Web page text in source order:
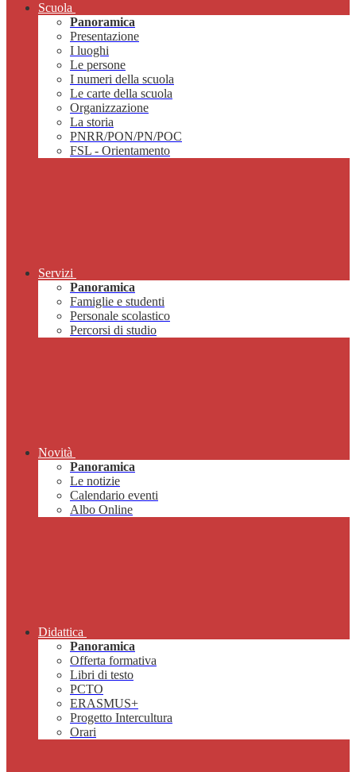
Scuola
Panoramica
Presentazione
I luoghi
Le persone
I numeri della scuola
Le carte della scuola
Organizzazione
La storia
PNRR/PON/PN/POC
FSL - Orientamento
Servizi
Panoramica
Famiglie e studenti
Personale scolastico
Percorsi di studio
Novità
Panoramica
Le notizie
Calendario eventi
Albo Online
Didattica
Panoramica
Offerta formativa
Libri di testo
PCTO
ERASMUS+
Progetto Intercultura
Orari